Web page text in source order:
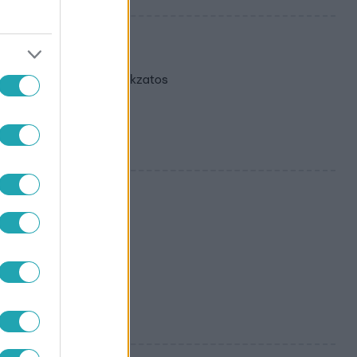
randiját
betoppant egy titokzatos
megvette